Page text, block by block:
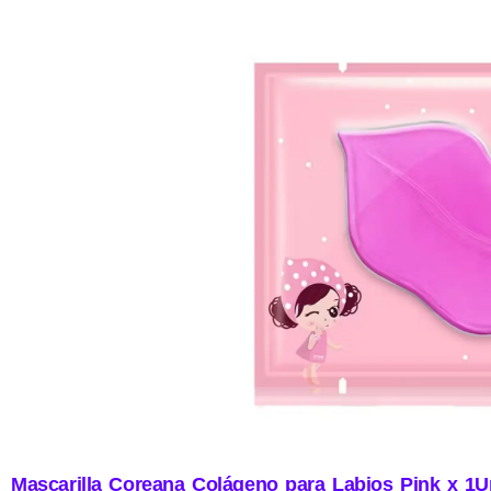
Mascarilla Coreana Colágeno para Labios Pink x